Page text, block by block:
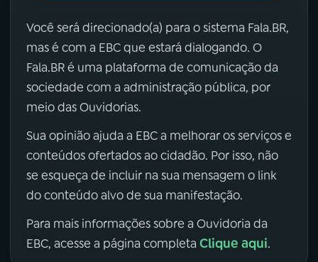
Você será direcionado(a) para o sistema Fala.BR,
mas é com a EBC que estará dialogando. O
Fala.BR é uma plataforma de comunicação da
sociedade com a administração pública, por
meio das Ouvidorias.
Sua opinião ajuda a EBC a melhorar os serviços e
conteúdos ofertados ao cidadão. Por isso, não
se esqueça de incluir na sua mensagem o link
do conteúdo alvo de sua manifestação.
Para mais informações sobre a Ouvidoria da
EBC, acesse a página completa Clique aqui.